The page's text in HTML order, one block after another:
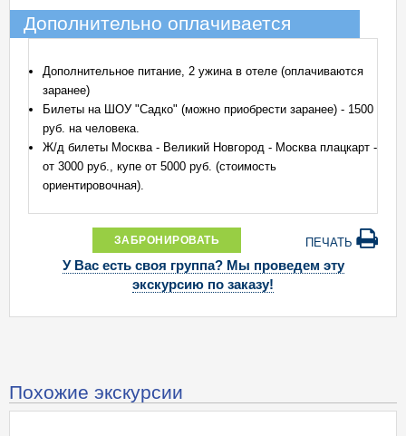
Дополнительно оплачивается
Дополнительное питание, 2 ужина в отеле (оплачиваются
заранее)
Билеты на ШОУ "Садко" (можно приобрести заранее) - 1500
руб. на человека.
Ж/д билеты Москва - Великий Новгород - Москва плацкарт -
от 3000 руб., купе от 5000 руб. (стоимость
ориентировочная).
ЗАБРОНИРОВАТЬ ПЕЧАТЬ
У Вас есть своя группа? Мы проведем эту
экскурсию по заказу!
Похожие экскурсии